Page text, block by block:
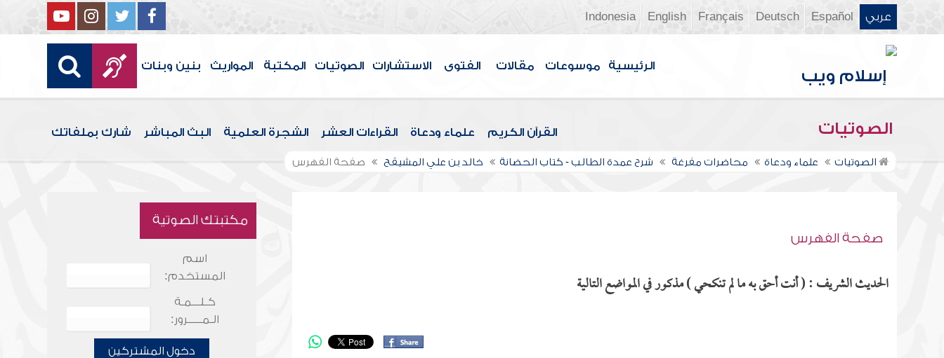
عربي Español
Deutsch
Français
English
Indonesia
الرئيسية موسوعات مقالات الفتوى الاستشارات الصوتيات المكتبة المواريث بنين وبنات
الصوتيات القرآن الكريم علماء ودعاة القراءات العشر الشجرة العلمية البث المباشر شارك بملفاتك
الصوتيات علماء ودعاة محاضرات مفرغة شرح عمدة الطالب - كتاب الحضانة خالد بن علي المشيقح صفحة الفهرس
صفحة الفهرس
الحديث الشريف : ( أنت أحق به ما لم تنكحي ) مذكور في المواضع التالية
مكتبتك الصوتية
اسم
المستخدم:
كـلـــمـة
الـمـــــرور:
دخول المشتركين